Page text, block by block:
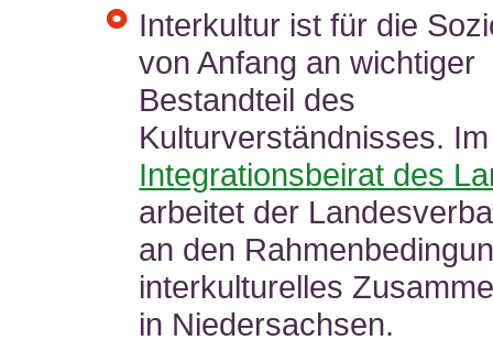
Interkultur ist für die
von Anfang an wichtiger
Bestandteil des
Kulturverständnisses. Im
Integrationsbeirat des
arbeitet der
an den
interkulturelles
in Niedersachsen.